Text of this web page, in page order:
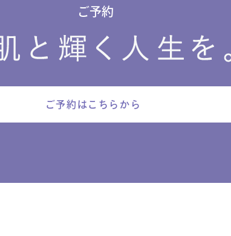
ご予約
ご予約はこちらから